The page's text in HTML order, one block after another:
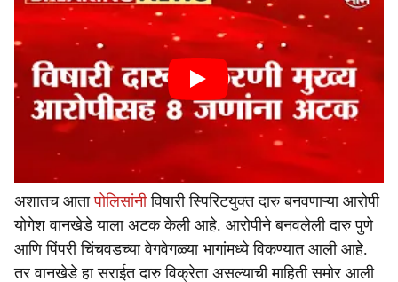
अशातच आतापोलिसांनीविषारी स्पिरिटयुक्त दारु बनवणाऱ्या आरोपी
योगेश वानखेडे याला अटक केली आहे. आरोपीने बनवलेली दारु पुणे
आणि पिंपरी चिंचवडच्या वेगवेगळ्या भागांमध्ये विकण्यात आली आहे.
तर वानखेडे हा सराईत दारु विक्रेता असल्याची माहिती समोर आली